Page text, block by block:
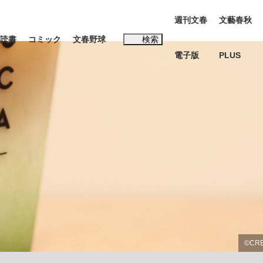
ンタビュー
日本代表“敗戦”の真実 選手が明かす...
将棋
読書 コミック 文春野球 検索
週刊文春
電子版
文藝春秋
PLUS